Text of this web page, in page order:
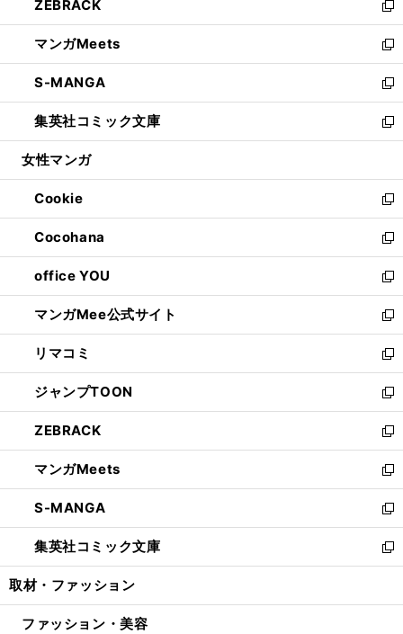
く
で
開
く
ド
ウ
で
開
く
ィ
ン
ド
ウ
で
開
く
い
ウ
ィ
ン
ド
ウ
で
開
ZEBRACK
新
し
い
ウ
ィ
ン
ド
ウ
開
く
マンガMeets
新
し
い
ウ
ィ
ン
ウ
で
開
く
S-MANGA
新
し
い
ウ
ン
ド
ウ
で
開
く
集英社コミック文庫
新
し
ウ
ィ
ン
ド
ウ
で
開
く
女性マンガ
Cookie
新
し
い
ウ
ィ
ン
ド
ウ
で
開
く
Cocohana
新
し
い
ウ
ィ
ン
ド
ウ
で
開
く
office YOU
新
し
い
ウ
ィ
ン
ド
ウ
で
開
く
マンガMee公式サイト
新
し
い
ウ
ィ
ン
ド
ウ
で
開
く
リマコミ
新
し
い
ウ
ィ
ン
ド
ウ
で
開
く
ジャンプTOON
新
し
い
ウ
ィ
ン
ド
ウ
で
開
ZEBRACK
新
し
い
ウ
ィ
ン
ド
ウ
開
マンガMeets
新
し
い
ウ
ィ
ン
ウ
S-MANGA
新
し
い
ウ
ン
集英社コミック文庫
新
し
ウ
取材・ファッション
ファッション・美容